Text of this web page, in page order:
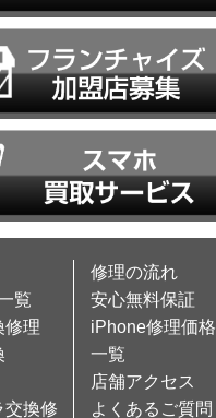
覧
修理
交換修
修理の流れ
安心無料保証
iPhone修理価格
一覧
店舗アクセス
よくあるご質問